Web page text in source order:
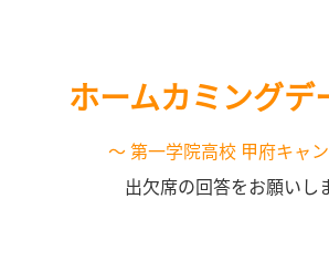
ホームカミングデ
～ 第一学院高校 甲府キャ
出欠席の回答をお願いし